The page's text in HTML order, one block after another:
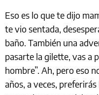
Eso es lo que te dijo
te vio sentada,
baño. También una
pasarte la gilette, vas a
hombre”. Ah, pero eso
años, a veces,